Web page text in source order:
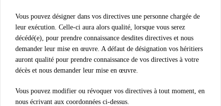
Vous pouvez désigner dans vos directives une personne chargée de
leur exécution. Celle-ci aura alors qualité, lorsque vous serez
décédé(e), pour prendre connaissance desdites directives et nous
demander leur mise en œuvre. A défaut de désignation vos héritiers
auront qualité pour prendre connaissance de vos directives à votre
décès et nous demander leur mise en œuvre.
Vous pouvez modifier ou révoquer vos directives à tout moment, en
nous écrivant aux coordonnées ci-dessus.